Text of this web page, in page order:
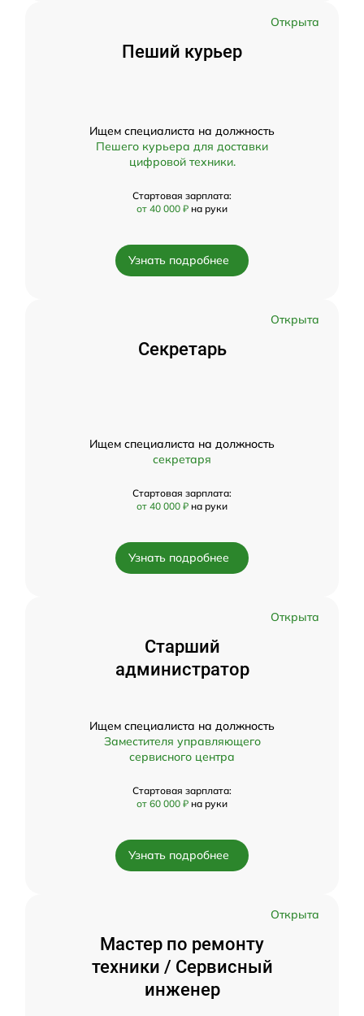
Открыта
Пеший курьер
Ищем специалиста на должность
Пешего курьера для доставки
цифровой техники.
Стартовая зарплата:
от 40 000 ₽ на руки
Узнать подробнее
Открыта
Секретарь
Ищем специалиста на должность
секретаря
Стартовая зарплата:
от 40 000 ₽ на руки
Узнать подробнее
Открыта
Старший
администратор
Ищем специалиста на должность
Заместителя управляющего
сервисного центра
Стартовая зарплата:
от 60 000 ₽ на руки
Узнать подробнее
Открыта
Мастер по ремонту
техники / Сервисный
инженер